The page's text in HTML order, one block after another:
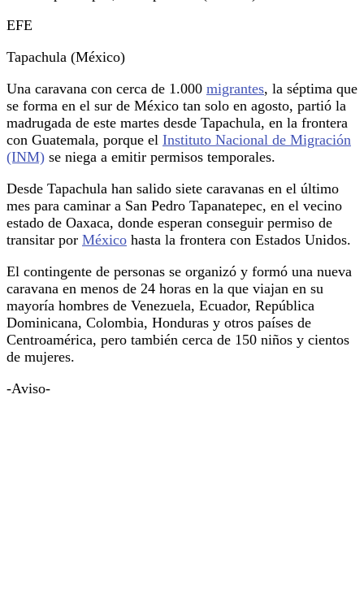
EFE
Tapachula (México)
Una caravana con cerca de 1.000 migrantes, la séptima que
se forma en el sur de México tan solo en agosto, partió la
madrugada de este martes desde Tapachula, en la frontera
con Guatemala, porque el Instituto Nacional de Migración
(INM) se niega a emitir permisos temporales.
Desde Tapachula han salido siete caravanas en el último
mes para caminar a San Pedro Tapanatepec, en el vecino
estado de Oaxaca, donde esperan conseguir permiso de
transitar por México hasta la frontera con Estados Unidos.
El contingente de personas se organizó y formó una nueva
caravana en menos de 24 horas en la que viajan en su
mayoría hombres de Venezuela, Ecuador, República
Dominicana, Colombia, Honduras y otros países de
Centroamérica, pero también cerca de 150 niños y cientos
de mujeres.
-Aviso-